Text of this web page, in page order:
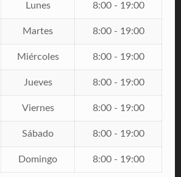
Lunes 8:00 - 19:00
Martes 8:00 - 19:00
Miércoles 8:00 - 19:00
Jueves 8:00 - 19:00
Viernes 8:00 - 19:00
Sábado 8:00 - 19:00
Domingo 8:00 - 19:00